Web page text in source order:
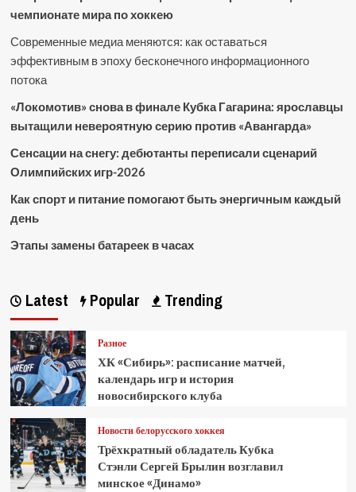
чемпионате мира по хоккею
Современные медиа меняются: как оставаться
эффективным в эпоху бесконечного информационного
потока
«Локомотив» снова в финале Кубка Гагарина: ярославцы
вытащили невероятную серию против «Авангарда»
Сенсации на снегу: дебютанты переписали сценарий
Олимпийских игр-2026
Как спорт и питание помогают быть энергичным каждый
день
Этапы замены батареек в часах
Latest Popular Trending
Разное
ХК «Сибирь»: расписание матчей,
календарь игр и история
новосибирского клуба
Новости белорусского хоккея
Трёхкратный обладатель Кубка
Стэнли Сергей Брылин возглавил
минское «Динамо»